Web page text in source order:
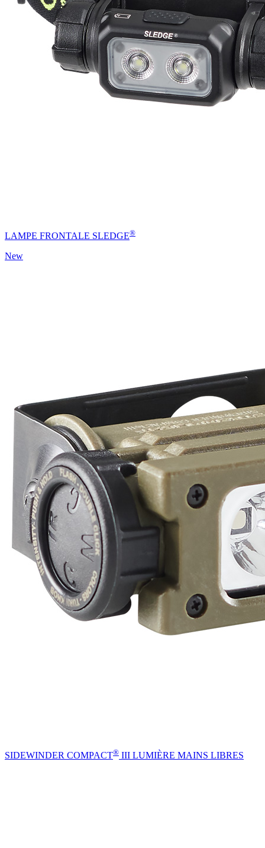
LAMPE FRONTALE SLEDGE®
New
SIDEWINDER COMPACT® III LUMIÈRE MAINS LIBRES